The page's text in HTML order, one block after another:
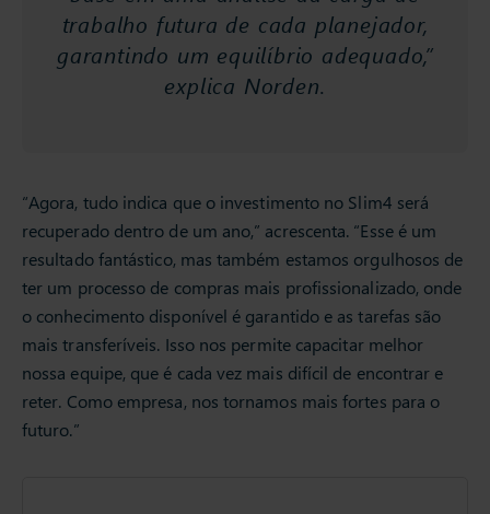
trabalho futura de cada planejador,
garantindo um equilíbrio adequado,”
explica Norden.
“Agora, tudo indica que o investimento no Slim4 será
recuperado dentro de um ano,” acrescenta. “Esse é um
resultado fantástico, mas também estamos orgulhosos de
ter um processo de compras mais profissionalizado, onde
o conhecimento disponível é garantido e as tarefas são
mais transferíveis. Isso nos permite capacitar melhor
nossa equipe, que é cada vez mais difícil de encontrar e
reter. Como empresa, nos tornamos mais fortes para o
futuro.”